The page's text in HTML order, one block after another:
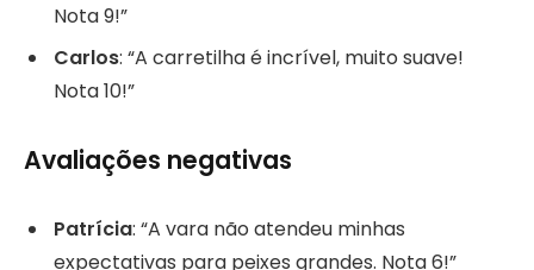
Nota 9!”
Carlos: “A carretilha é incrível, muito suave!
Nota 10!”
Avaliações negativas
Patrícia: “A vara não atendeu minhas
expectativas para peixes grandes. Nota 6!”